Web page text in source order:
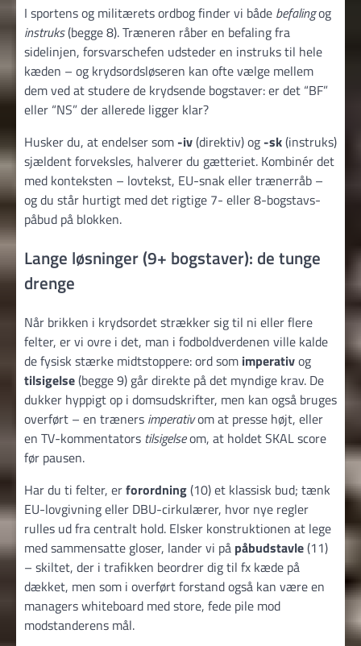
I sportens og militærets ordbog finder vi både befalingog
instruks(begge 8). Træneren råber en befaling fra
sidelinjen, forsvarschefen udsteder en instruks til hele
kæden – og krydsordsløseren kan ofte vælge mellem
dem ved at studere de krydsende bogstaver: er det “BF”
eller “NS” der allerede ligger klar?
Husker du, at endelser som -iv(direktiv) og -sk(instruks)
sjældent forveksles, halverer du gætteriet. Kombinér det
med konteksten – lovtekst, EU-snak eller trænerråb –
og du står hurtigt med det rigtige 7- eller 8-bogstavs-
påbud på blokken.
Lange løsninger (9+ bogstaver): de tunge
drenge
Når brikken i krydsordet strækker sig til ni eller flere
felter, er vi ovre i det, man i fodboldverdenen ville kalde
de fysisk stærke midtstoppere: ord som imperativog
tilsigelse(begge 9) går direkte på det myndige krav. De
dukker hyppigt op i domsudskrifter, men kan også bruges
overført – en træners imperativom at presse højt, eller
en TV-kommentators tilsigelseom, at holdet SKAL score
før pausen.
Har du ti felter, erforordning(10) et klassisk bud; tænk
EU-lovgivning eller DBU-cirkulærer, hvor nye regler
rulles ud fra centralt hold. Elsker konstruktionen at lege
med sammensatte gloser, lander vi på påbudstavle(11)
– skiltet, der i trafikken beordrer dig til fx kæde på
dækket, men som i overført forstand også kan være en
managers whiteboard med store, fede pile mod
modstanderens mål.